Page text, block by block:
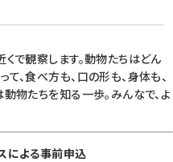
で観察します。動物たちはどん
、食べ方も、口の形も、身体も、
物たちを知る一歩。みんなで、よ
による事前申込